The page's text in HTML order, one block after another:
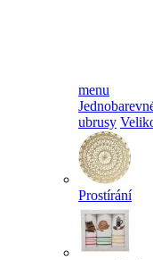
menu
ubrusy
Prostírání